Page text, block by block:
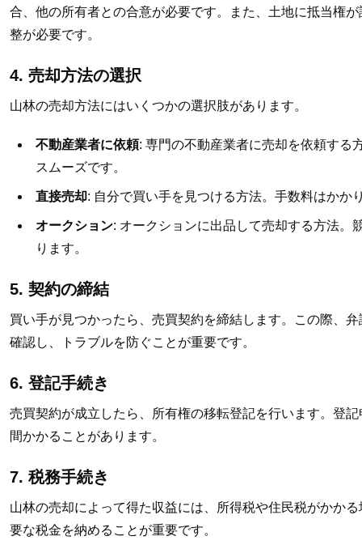
合、他の所有者との合意が必要です。また、土地に抵当権
整が必要です。
4. 売却方法の選択
山林の売却方法にはいくつかの選択肢があります。
不動産業者に依頼: 専門の不動産業者に売却を依頼する
スムーズです。
直接売却: 自分で買い手を見つける方法。手数料はかか
オークション: オークションに出品して売却する方法。
ります。
5. 契約の締結
買い手が見つかったら、売買契約を締結します。この際、
確認し、トラブルを防ぐことが重要です。
6. 登記手続き
売買契約が成立したら、所有権の移転登記を行います。登
間かかることがあります。
7. 税務手続き
山林の売却によって得た収益には、所得税や住民税がかか
要な税金を納めることが重要です。